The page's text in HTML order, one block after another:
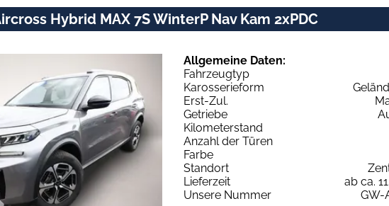
Hybrid MAX 7S WinterP Nav Kam 2xPDC
Allgemeine Daten:
Fahrzeugtyp
Karosserieform
Erst-Zul.
Getriebe
Kilometerstand
Anzahl der Türen
Farbe
Standort
Lieferzeit
ab ca.
Unsere Nummer
GW-